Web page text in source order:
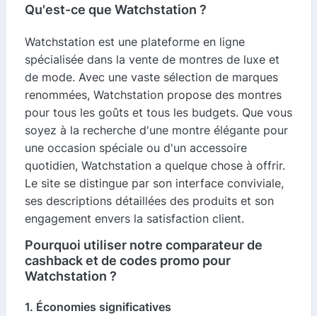
Qu'est-ce que Watchstation ?
Watchstation est une plateforme en ligne
spécialisée dans la vente de montres de luxe et
de mode. Avec une vaste sélection de marques
renommées, Watchstation propose des montres
pour tous les goûts et tous les budgets. Que vous
soyez à la recherche d'une montre élégante pour
une occasion spéciale ou d'un accessoire
quotidien, Watchstation a quelque chose à offrir.
Le site se distingue par son interface conviviale,
ses descriptions détaillées des produits et son
engagement envers la satisfaction client.
Pourquoi utiliser notre comparateur de
cashback et de codes promo pour
Watchstation ?
1. Économies significatives